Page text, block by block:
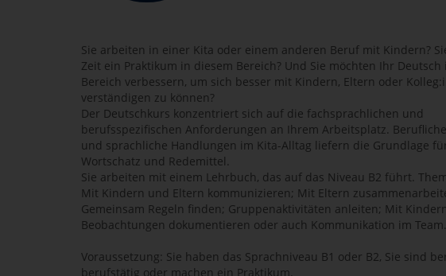
Sie arbeiten in einer Kita oder einem anderen Beruf mit Kindern?
Zeit ein Praktikum in diesem Bereich? Und Sie möchten Ihr Deutsch
Bereich verbessern, um sich besser mit Kindern, Eltern oder
verständigen zu können?
Der Deutschkurs konzentriert sich auf die fachsprachlichen und
berufsspezifischen Anforderungen an Ihrem Arbeitsplatz.
und sprachliche Handlungen im Kita-Alltag liefern die Grundlage
Wortschatz und Redemittel.
Sie arbeiten mit einem Lehrbuch, das auf das Niveau B2 führt.
Mit Kindern und Eltern kommunizieren; Mit Eltern
Gemeinsam Regeln finden; Gruppenaktivitäten anleiten; Mit
Beobachtungen dokumentieren oder auch Kommunikation im Team.
Voraussetzung: Sie haben das Sprachniveau B1 oder B2, Sie sind
berufstätig oder machen ein Praktikum.